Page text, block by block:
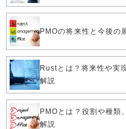
PMOの将来性と今後の
Rustとは？将来性や実
解説
PMOとは？役割や種類
解説